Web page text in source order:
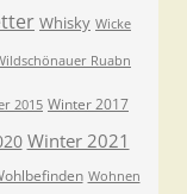
Whisky Wicke
Ruabn
2015 Winter 2017
Winter 2021
Wohnen